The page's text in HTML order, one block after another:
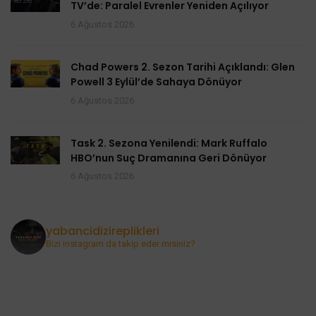
TV’de: Paralel Evrenler Yeniden Açılıyor
Chad Powers 2. Sezon Tarihi Açıklandı: Glen
Powell 3 Eylül’de Sahaya Dönüyor
Task 2. Sezona Yenilendi: Mark Ruffalo
HBO’nun Suç Dramanına Geri Dönüyor
yabancidizireplikleri
Bizi instagram da takip eder misiniz?